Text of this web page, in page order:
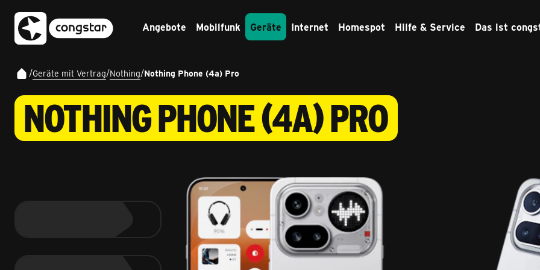
Angebote Mobilfunk Geräte Internet Homespot Hilfe & Service Das ist
/Geräte mit Vertrag/Nothing/Nothing Phone (4a) Pro
NOTHING PHONE (4A) PRO